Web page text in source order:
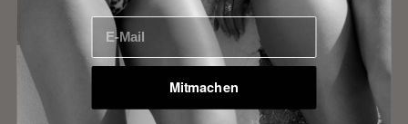
E-Mail
Mitmachen